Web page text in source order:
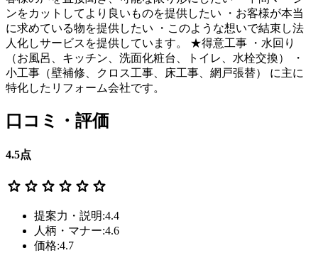
ンをカットしてより良いものを提供したい ・お客様が本当
に求めている物を提供したい ・このような想いで結束し法
人化しサービスを提供しています。 ★得意工事 ・水回り
（お風呂、キッチン、洗面化粧台、トイレ、水栓交換） ・
小工事（壁補修、クロス工事、床工事、網戸張替） に主に
特化したリフォーム会社です。
口コミ・評価
4.5点
star star star star star star
提案力・説明:4.4
人柄・マナー:4.6
価格:4.7